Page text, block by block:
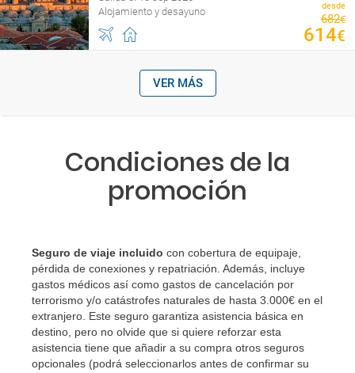
Alojamiento y desayuno
desde
682€
614€
VER MÁS
Condiciones de la
promoción
Seguro de viaje incluido con cobertura de equipaje,
pérdida de conexiones y repatriación. Además, incluye
gastos médicos así como gastos de cancelación por
terrorismo y/o catástrofes naturales de hasta 3.000€ en el
extranjero. Este seguro garantiza asistencia básica en
destino, pero no olvide que si quiere reforzar esta
asistencia tiene que añadir a su compra otros seguros
opcionales (podrá seleccionarlos antes de confirmar su